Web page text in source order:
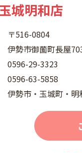
城明和店
〒516-0804
伊勢市御薗町長屋
0596-29-3323
0596-63-5858
伊勢市・玉城町・明